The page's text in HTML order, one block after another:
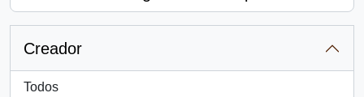
Creador
Todos